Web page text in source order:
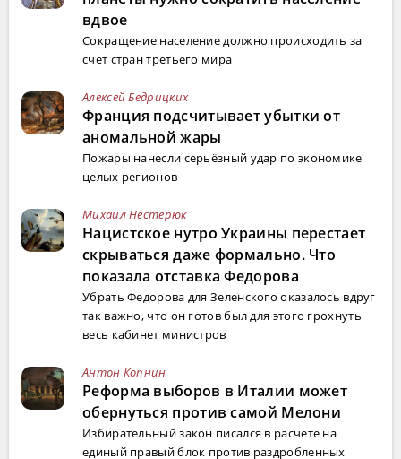
вдвое
Сокращение население должно происходить за
счет стран третьего мира
Алексей Бедрицких
Франция подсчитывает убытки от
аномальной жары
Пожары нанесли серьёзный удар по экономике
целых регионов
Михаил Нестерюк
Нацистское нутро Украины перестает
скрываться даже формально. Что
показала отставка Федорова
Убрать Федорова для Зеленского оказалось вдруг
так важно, что он готов был для этого грохнуть
весь кабинет министров
Антон Копнин
Реформа выборов в Италии может
обернуться против самой Мелони
Избирательный закон писался в расчете на
единый правый блок против раздробленных